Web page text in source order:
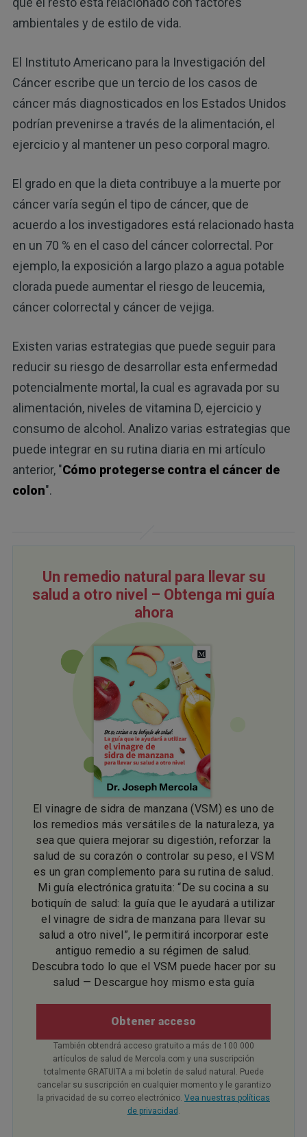
ambientales y de estilo de vida.
El Instituto Americano para la Investigación del
Cáncer escribe que un tercio de los casos de
cáncer más diagnosticados en los Estados Unidos
podrían prevenirse a través de la alimentación, el
ejercicio y al mantener un peso corporal magro.
El grado en que la dieta contribuye a la muerte por
cáncer varía según el tipo de cáncer, que de
acuerdo a los investigadores está relacionado hasta
en un 70 % en el caso del cáncer colorrectal. Por
ejemplo, la exposición a largo plazo a agua potable
clorada puede aumentar el riesgo de leucemia,
cáncer colorrectal y cáncer de vejiga.
Existen varias estrategias que puede seguir para
reducir su riesgo de desarrollar esta enfermedad
potencialmente mortal, la cual es agravada por su
alimentación, niveles de vitamina D, ejercicio y
consumo de alcohol. Analizo varias estrategias que
puede integrar en su rutina diaria en mi artículo
anterior, "Cómo protegerse contra el cáncer de
colon".
Un remedio natural para llevar su
salud a otro nivel – Obtenga mi guía
ahora
El vinagre de sidra de manzana (VSM) es uno de
los remedios más versátiles de la naturaleza, ya
sea que quiera mejorar su digestión, reforzar la
salud de su corazón o controlar su peso, el VSM
es un gran complemento para su rutina de salud.
Mi guía electrónica gratuita: “De su cocina a su
botiquín de salud: la guía que le ayudará a utilizar
el vinagre de sidra de manzana para llevar su
salud a otro nivel”, le permitirá incorporar este
antiguo remedio a su régimen de salud.
Descubra todo lo que el VSM puede hacer por su
salud — Descargue hoy mismo esta guía
Obtener acceso
También obtendrá acceso gratuito a más de 100 000
artículos de salud de Mercola.com y una suscripción
totalmente GRATUITA a mi boletín de salud natural. Puede
cancelar su suscripción en cualquier momento y le garantizo
la privacidad de su correo electrónico. Vea nuestras políticas
de privacidad